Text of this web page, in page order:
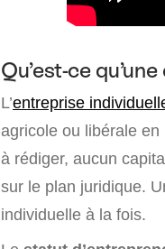
Qu’est-ce
L’entreprise
agricole ou libérale en
à rédiger, aucun
sur le plan juridique.
individuelle à la fois.